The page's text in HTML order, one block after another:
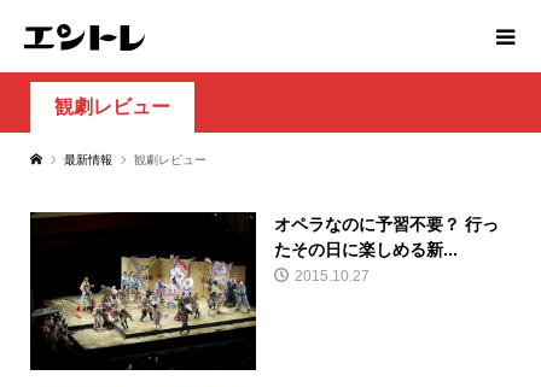
観劇レビュー
最新情報 観劇レビュー
オペラなのに予習不要？ 行っ
たその日に楽しめる新...
2015.10.27